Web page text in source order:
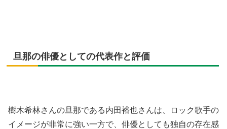
旦那の俳優としての代表作と評価
樹木希林さんの旦那である内田裕也さんは、ロック歌手の
イメージが非常に強い一方で、俳優としても独自の存在感